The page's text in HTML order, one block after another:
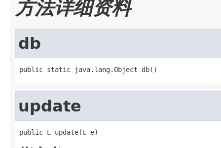
方法详细资料
db
public static java.lang.Object db()
update
public E update(E e)